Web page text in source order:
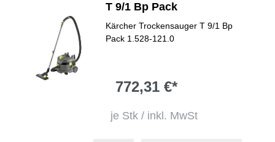
T 9/1 Bp Pack
Kärcher Trockensauger T 9/1 Bp
Pack 1.528-121.0
772,31 €*
je Stk / inkl. MwSt